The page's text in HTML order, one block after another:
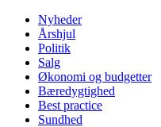
Videre
indhold
Nyheder
Årshjul
Politik
Salg
Økonomi og budgetter
Bæredygtighed
Best practice
Sundhed